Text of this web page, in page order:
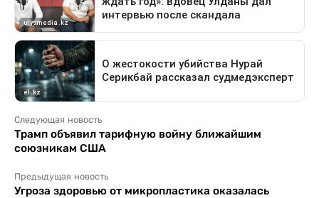
Следующая новость
Трамп объявил тарифную войну ближайшим
союзникам США
Предыдущая новость
Угроза здоровью от микропластика оказалась